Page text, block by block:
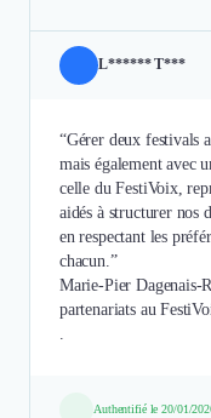
L****** T***
“Gérer deux festivals
mais également avec
celle du FestiVoix,
aidés à structurer nos
en respectant les
chacun.”
Marie-Pier Dagenais-
partenariats au
Authentifié le 20/01/